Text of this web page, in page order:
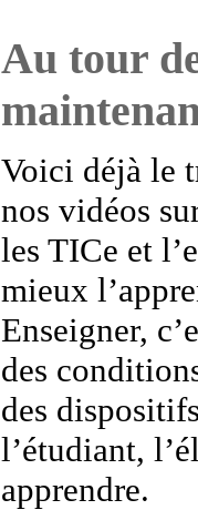
Au tour
Voici déjà le
nos vidéos
les TICe et
mieux
Enseigner,
des
des
l’étudiant,
apprendre.